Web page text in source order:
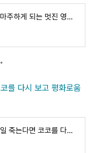
영화 소풍. 인생을 마주하게 되는 멋진 영화, 가슴에 울림이 있는 영화 추천!
를 다시 보고 평화로움
인생 영화 코코! 내일 죽는다면 코코를 다시 보고 평화로움을 유지하겠다.